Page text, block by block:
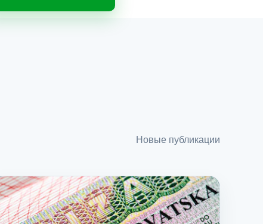
Новые публикации